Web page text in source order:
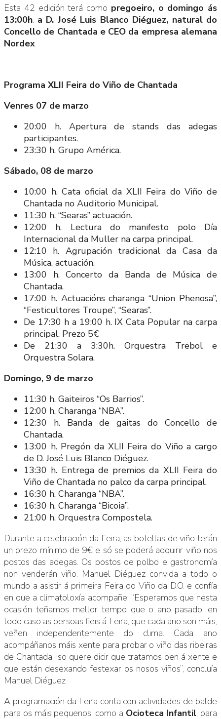
Esta 42 edición terá como pregoeiro, o domingo ás
13:00h. a D. José Luis Blanco Diéguez, natural do
Concello de Chantada e CEO da empresa alemana
Nordex.
Programa XLII Feira do Viño de Chantada
Venres 07 de marzo
20:00 h. Apertura de stands das adegas
participantes.
23:30 h. Grupo América.
Sábado, 08 de marzo
10:00 h. Cata oficial da XLII Feira do Viño de
Chantada no Auditorio Municipal.
11:30 h. “Searas” actuación.
12:00 h. Lectura do manifesto polo Día
Internacional da Muller na carpa principal.
12:10 h. Agrupación tradicional da Casa da
Música, actuación.
13:00 h. Concerto da Banda de Música de
Chantada.
17:00 h. Actuacións charanga “Union Phenosa”,
“Festicultores Troupe”, “Searas”.
De 17:30 h a 19:00 h. IX Cata Popular na carpa
principal. Prezo 5€
De 21:30 a 3:30h. Orquestra Trebol e
Orquestra Solara.
Domingo, 9 de marzo
11:30 h. Gaiteiros “Os Barrios”.
12:00 h. Charanga “NBA”.
12:30 h. Banda de gaitas do Concello de
Chantada.
13:00 h. Pregón da XLII Feira do Viño a cargo
de D. José Luis Blanco Diéguez.
13:30 h. Entrega de premios da XLII Feira do
Viño de Chantada no palco da carpa principal.
16:30 h. Charanga “NBA”.
16:30 h. Charanga “Bicoia”.
21:00 h. Orquestra Compostela.
Durante a celebración da Feira, as botellas de viño terán
un prezo mínimo de 9€ e só se poderá adquirir viño nos
postos das adegas. Os postos de polbo e gastronomía
non venderán viño. Manuel Diéguez convida a todo o
mundo a asistir á primeira Feira do Viño da D.O. e confía
en que a climatoloxía acompañe, “Esperamos que nesta
ocasión teñamos mellor tempo que o ano pasado, en
todo caso as persoas fieis á Feira, que cada ano son máis,
veñen independentemente do clima. Cada ano
acompáñanos máis xente para probar o viño das ribeiras
de Chantada, iso quere dicir que tratamos ben á xente e
que están desexando festexar os nosos viños”, concluía
Manuel Diéguez
A programación da Feira conta con actividades de balde
para os máis pequenos, como a Ocioteca Infantil, para